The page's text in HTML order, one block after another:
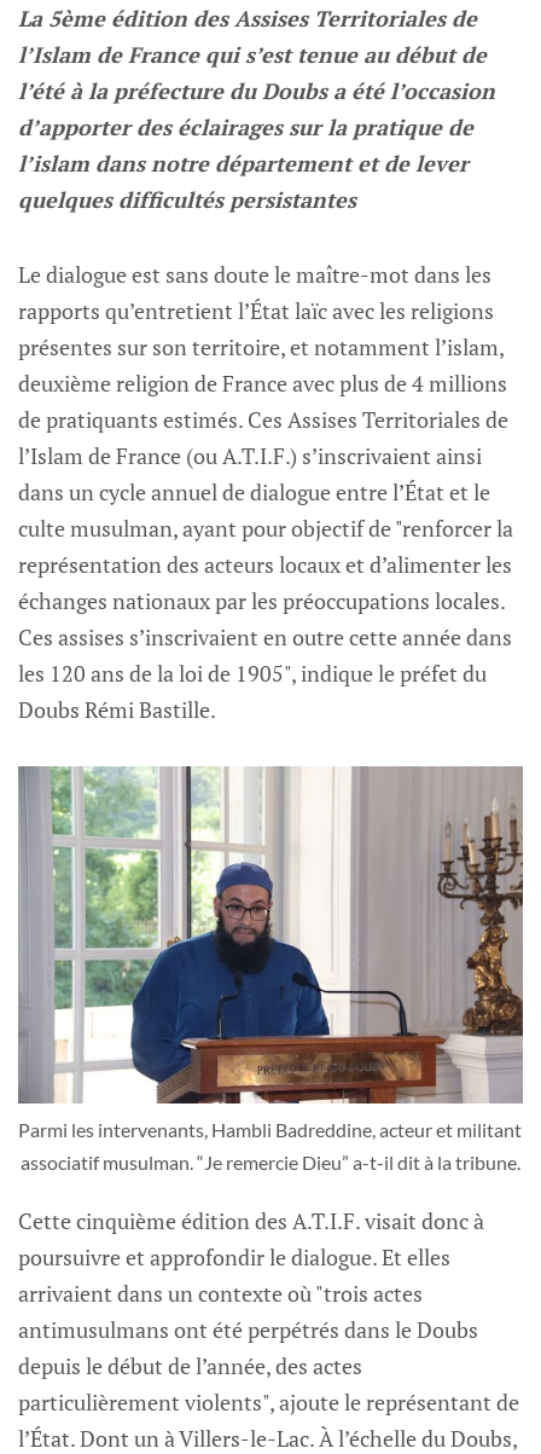
La 5ème édition des Assises Territoriales de
l’Islam de France qui s’est tenue au début de
l’été à la préfecture du Doubs a été l’occasion
d’apporter des éclairages sur la pratique de
l’islam dans notre département et de lever
quelques difficultés persistantes
Le dialogue est sans doute le maître-mot dans les
rapports qu’entretient l’État laïc avec les religions
présentes sur son territoire, et notamment l’islam,
deuxième religion de France avec plus de 4 millions
de pratiquants estimés. Ces Assises Territoriales de
l’Islam de France (ou A.T.I.F.) s’inscrivaient ainsi
dans un cycle annuel de dialogue entre l’État et le
culte musulman, ayant pour objectif de "renforcer la
représentation des acteurs locaux et d’alimenter les
échanges nationaux par les préoccupations locales.
Ces assises s’inscrivaient en outre cette année dans
les 120 ans de la loi de 1905", indique le préfet du
Doubs Rémi Bastille.
Parmi les intervenants, Hambli Badreddine, acteur et militant
associatif musulman. “Je remercie Dieu” a-t-il dit à la tribune.
Cette cinquième édition des A.T.I.F. visait donc à
poursuivre et approfondir le dialogue. Et elles
arrivaient dans un contexte où "trois actes
antimusulmans ont été perpétrés dans le Doubs
depuis le début de l’année, des actes
particulièrement violents", ajoute le représentant de
l’État. Dont un à Villers-le-Lac. À l’échelle du Doubs,